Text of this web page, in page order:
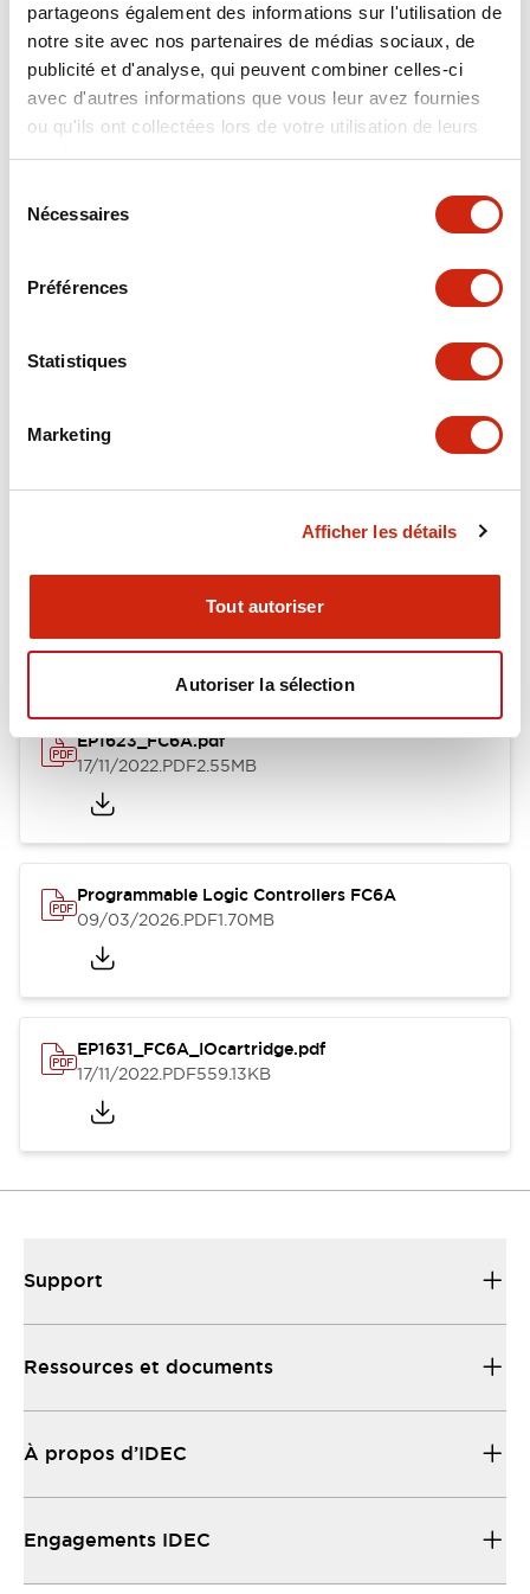
partageons également des informations sur l'utilisation de
notre site avec nos partenaires de médias sociaux, de
publicité et d'analyse, qui peuvent combiner celles-ci
avec d'autres informations que vous leur avez fournies
ou qu'ils ont collectées lors de votre utilisation de leurs
services.
Nécessaires
Préférences
Statistiques
Marketing
Afficher les détails
Tout autoriser
Autoriser la sélection
Electrical Specifications
Environmental Specifications
Hardware Specifications
Mechanical Specifications
Catalogues Et Brochures Fiche Technique Manuels
EP1623_FC6A.pdf
17/11/2022.PDF2.55MB
Programmable Logic Controllers FC6A
09/03/2026.PDF1.70MB
EP1631_FC6A_IOcartridge.pdf
17/11/2022.PDF559.13KB
Support
Ressources et documents
À propos d’IDEC
Engagements IDEC